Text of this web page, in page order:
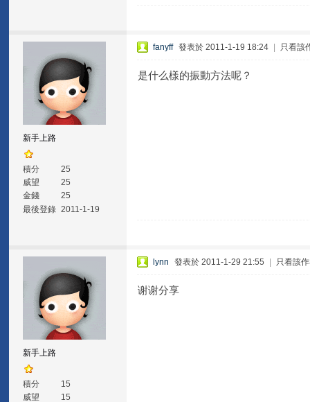
新手上路
積分
25
威望
25
金錢
25
最後登錄 2011-1-19
fanyff 發表於 2011-1-19 18:24 只看該
是什么樣的振動方法呢？
新手上路
積分
15
威望
15
lynn 發表於 2011-1-29 21:55 只看該
谢谢分享